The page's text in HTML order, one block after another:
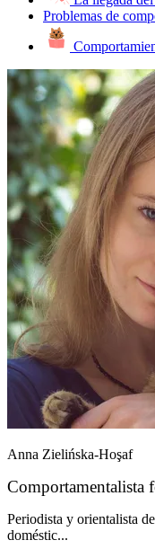
Problemas de
Anna Zielińska-Hoşaf
Comportamentalista
Periodista y orientalista
doméstic...